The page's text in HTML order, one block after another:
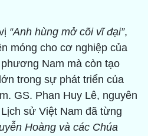
“Anh hùng mở cõi vĩ đại”,
móng cho cơ nghiệp của
Nam mà còn tạo
trong sự phát triển của
GS. Phan Huy Lê, nguyên
sử Việt Nam đã từng
Hoàng và các Chúa